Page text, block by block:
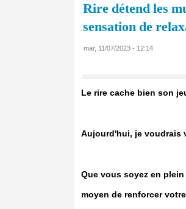
Rire détend les
sensation de
mar, 11/07/2023 - 12:14
Le rire cache bien son
Aujourd'hui, je voudrais
Que vous soyez en
moyen de renforcer